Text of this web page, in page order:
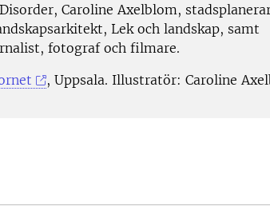
Caroline Axelblom,
Lek och landskap, samt
fotograf och filmare.
, Uppsala. Illustratör: Caroline